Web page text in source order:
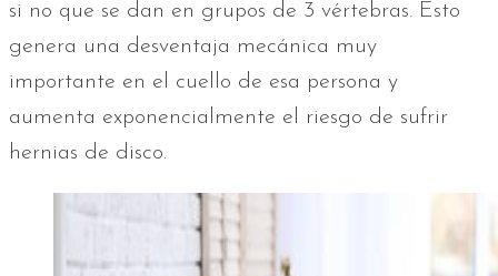
si no que se dan en grupos de 3 vértebras. Esto
genera una desventaja mecánica muy
importante en el cuello de esa persona y
aumenta exponencialmente el riesgo de sufrir
hernias de disco.